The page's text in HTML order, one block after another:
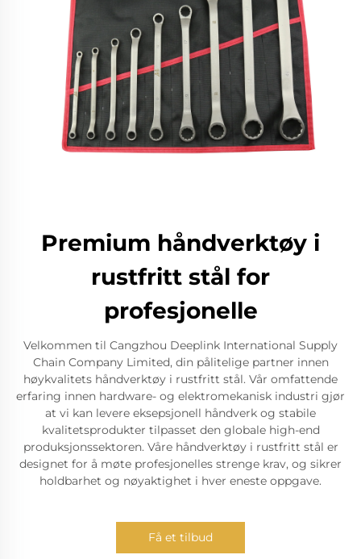
Premium håndverktøy i
rustfritt stål for
profesjonelle
Velkommen til Cangzhou Deeplink International Supply
Chain Company Limited, din pålitelige partner innen
høykvalitets håndverktøy i rustfritt stål. Vår omfattende
erfaring innen hardware- og elektromekanisk industri gjør
at vi kan levere eksepsjonell håndverk og stabile
kvalitetsprodukter tilpasset den globale high-end
produksjonssektoren. Våre håndverktøy i rustfritt stål er
designet for å møte profesjonelles strenge krav, og sikrer
holdbarhet og nøyaktighet i hver eneste oppgave.
Få et tilbud